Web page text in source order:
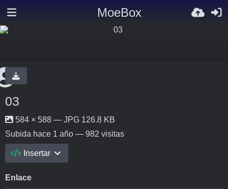
MoeBox
03
584 × 588 — JPG 126.8 KB
Subida hace 1 año — 982 visitas
Insertar
Enlace